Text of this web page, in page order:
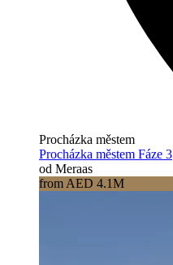
Procházka městem
Procházka městem Fáze 3
od Meraas
from AED 4.1M